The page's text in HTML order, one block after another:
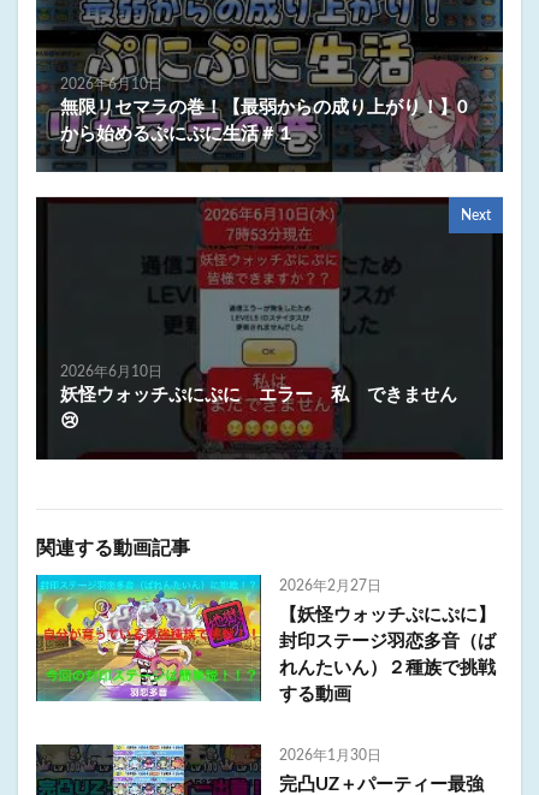
2026年6月10日
無限リセマラの巻！【最弱からの成り上がり！】0
から始めるぷにぷに生活＃１
Next
2026年6月10日
妖怪ウォッチぷにぷに エラー 私 できません
😢
関連する動画記事
2026年2月27日
【妖怪ウォッチぷにぷに】
封印ステージ羽恋多音（ば
れんたいん）２種族で挑戦
する動画
2026年1月30日
完凸UZ＋パーティー最強